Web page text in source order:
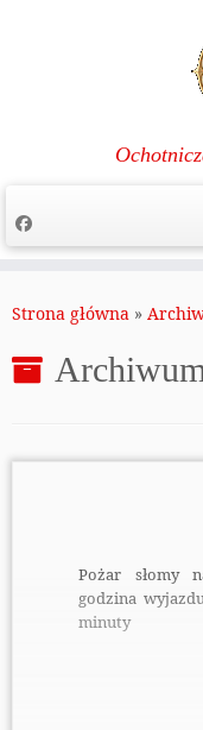
doStrona główna »
Pożar słomy
godzina
minuty